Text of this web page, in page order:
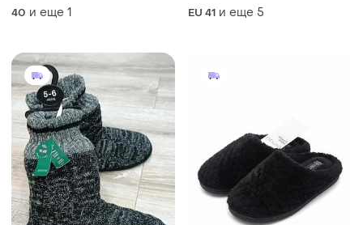
40 и еще 1 EU 41 и еще 5